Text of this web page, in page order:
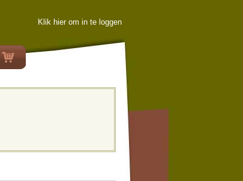
Klik hier om in te loggen